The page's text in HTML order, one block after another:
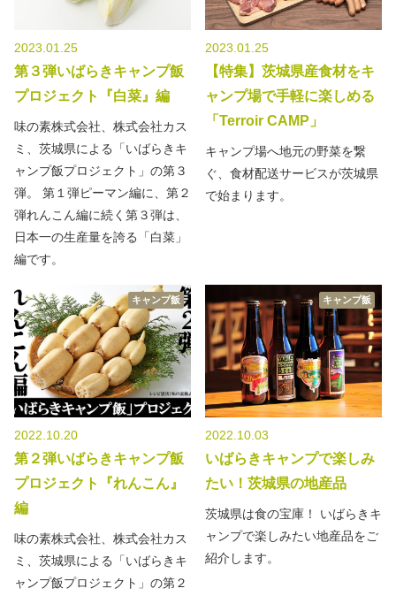
2023.01.25
第３弾いばらきキャンプ飯
プロジェクト『白菜』編
味の素株式会社、株式会社カス
ミ、茨城県による「いばらきキ
ャンプ飯プロジェクト」の第３
弾。 第１弾ピーマン編に、第２
弾れんこん編に続く第３弾は、
日本一の生産量を誇る「白菜」
編です。
2023.01.25
【特集】茨城県産食材をキ
ャンプ場で手軽に楽しめる
「Terroir CAMP」
キャンプ場へ地元の野菜を繋
ぐ、食材配送サービスが茨城県
で始まります。
キャンプ飯
2022.10.20
第２弾いばらきキャンプ飯
プロジェクト『れんこん』
編
味の素株式会社、株式会社カス
ミ、茨城県による「いばらきキ
ャンプ飯プロジェクト」の第２
キャンプ飯
2022.10.03
いばらきキャンプで楽しみ
たい！茨城県の地産品
茨城県は食の宝庫！ いばらきキ
ャンプで楽しみたい地産品をご
紹介します。